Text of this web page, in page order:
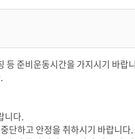
등 준비운동시간을 가지시기 바랍
니다.
단하고 안정을 취하시기 바랍니다.